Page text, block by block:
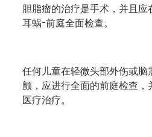
胆脂瘤的治疗是手术，并且
耳蜗–前庭全面检查。
任何儿童在轻微头部外伤或脑
颤，应进行全面的前庭检查，
医疗治疗。